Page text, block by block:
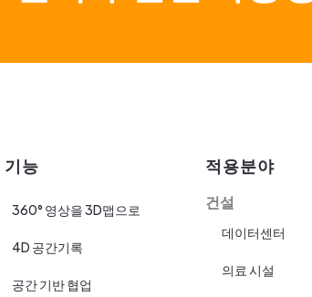
기능
360° 영상을 3D맵으로
4D 공간기록
공간 기반 협업
적용분야
건설
데이터센터
의료 시설